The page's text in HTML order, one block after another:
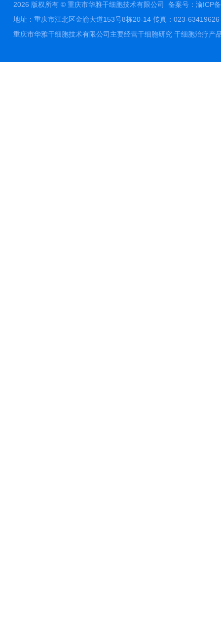
2026 版权所有 © 重庆市华雅干细胞技术有限公司 备案号：渝ICP
地址：重庆市江北区金渝大道153号8栋20-14 传真：023-
重庆市华雅干细胞技术有限公司主要经营干细胞研究 干细胞治疗产